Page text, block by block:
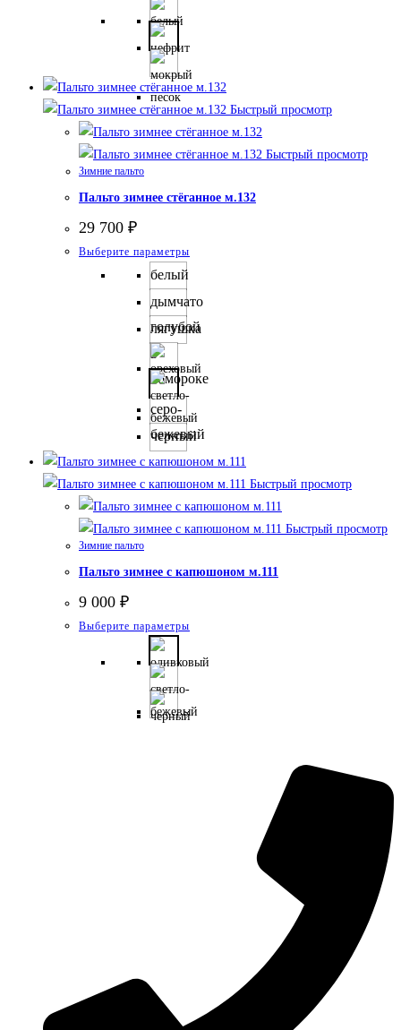
несколько
вариаций.
Опции
можно
выбрать
на
товара.
Быстрый просмотр
Быстрый просмотр
Зимние пальто
Пальто зимнее стёганное м.132
29 700 ₽
Выберите параметры
Опции
можно
на
белый
дымчато
голубой
лягушка
в
обмороке
серо-
бежевый
черный
Быстрый просмотр
Быстрый просмотр
Зимние пальто
Пальто зимнее с капюшоном м.111
9 000 ₽
Выберите параметры
имеет
несколько
вариаций.